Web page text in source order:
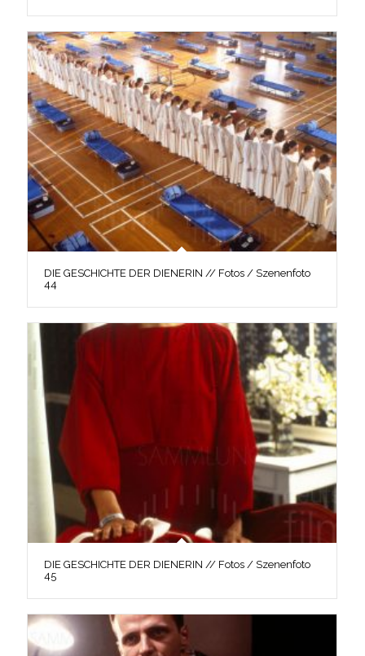
DIE GESCHICHTE DER DIENERIN // Fotos / Szenenfoto
44
DIE GESCHICHTE DER DIENERIN // Fotos / Szenenfoto
45